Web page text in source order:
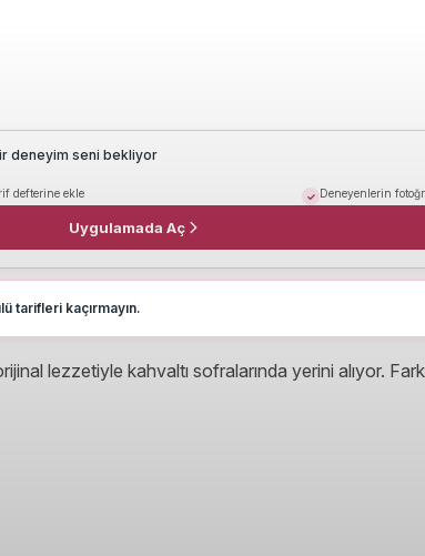
deneyim seni bekliyor
defterine ekle Deneyenlerin
Uygulamada Aç
tarifleri kaçırmayın.
lezzetiyle kahvaltı sofralarında yerini alıyor.